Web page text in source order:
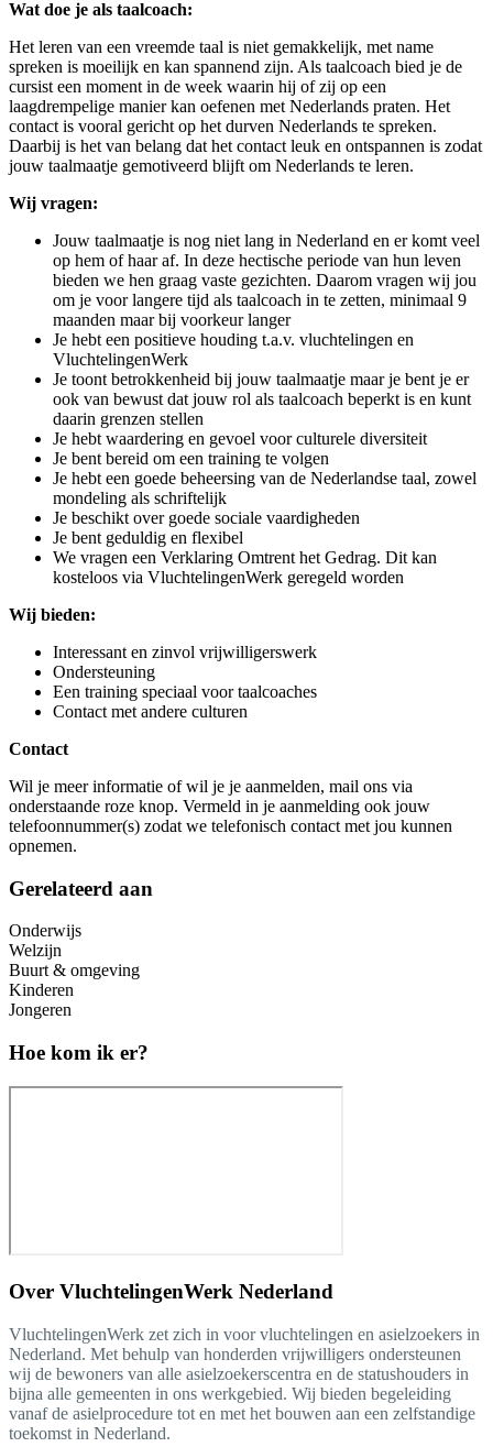
Wat doe je als taalcoach:
Het leren van een vreemde taal is niet gemakkelijk, met name
spreken is moeilijk en kan spannend zijn. Als taalcoach bied je de
cursist een moment in de week waarin hij of zij op een
laagdrempelige manier kan oefenen met Nederlands praten. Het
contact is vooral gericht op het durven Nederlands te spreken.
Daarbij is het van belang dat het contact leuk en ontspannen is zodat
jouw taalmaatje gemotiveerd blijft om Nederlands te leren.
Wij vragen:
Jouw taalmaatje is nog niet lang in Nederland en er komt veel
op hem of haar af. In deze hectische periode van hun leven
bieden we hen graag vaste gezichten. Daarom vragen wij jou
om je voor langere tijd als taalcoach in te zetten, minimaal 9
maanden maar bij voorkeur langer
Je hebt een positieve houding t.a.v. vluchtelingen en
VluchtelingenWerk
Je toont betrokkenheid bij jouw taalmaatje maar je bent je er
ook van bewust dat jouw rol als taalcoach beperkt is en kunt
daarin grenzen stellen
Je hebt waardering en gevoel voor culturele diversiteit
Je bent bereid om een training te volgen
Je hebt een goede beheersing van de Nederlandse taal, zowel
mondeling als schriftelijk
Je beschikt over goede sociale vaardigheden
Je bent geduldig en flexibel
We vragen een Verklaring Omtrent het Gedrag. Dit kan
kosteloos via VluchtelingenWerk geregeld worden
Wij bieden:
Interessant en zinvol vrijwilligerswerk
Ondersteuning
Een training speciaal voor taalcoaches
Contact met andere culturen
Contact
Wil je meer informatie of wil je je aanmelden, mail ons via
onderstaande roze knop. Vermeld in je aanmelding ook jouw
telefoonnummer(s) zodat we telefonisch contact met jou kunnen
opnemen.
Gerelateerd aan
Onderwijs
Welzijn
Buurt & omgeving
Kinderen
Jongeren
Hoe kom ik er?
Over VluchtelingenWerk Nederland
VluchtelingenWerk zet zich in voor vluchtelingen en asielzoekers in
Nederland. Met behulp van honderden vrijwilligers ondersteunen
wij de bewoners van alle asielzoekerscentra en de statushouders in
bijna alle gemeenten in ons werkgebied. Wij bieden begeleiding
vanaf de asielprocedure tot en met het bouwen aan een zelfstandige
toekomst in Nederland.